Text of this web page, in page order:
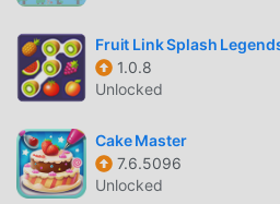
классическими играми casual
Dress Up 2.6.15. В то же время,
создал платформу для
вам общаться и делиться со
casual по всему миру, чего же
присоединяйтесь к moddroid и
Fruit Link Splash
1.0.8
Unlocked
Cake Master
7.6.5096
Unlocked